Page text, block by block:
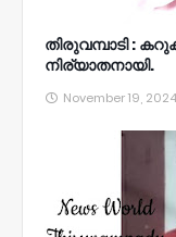
തിരുവമ്പാടി :
നിര്യാതനായി.
November 19, 2024